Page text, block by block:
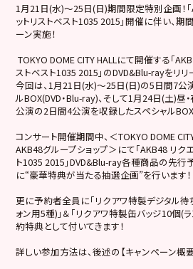
1月21日(水)～25日(日)期間限定特別企画！
ットリストベスト1035 2015」開催に伴い、
ーン実施！
TOKYO DOME CITY HALLにて開催する「
ストベスト1035 2015」のDVD&Blu-rayをリリ
今回は、1月21日(水)～25日(日)の5日間7公
ルBOX(DVD・Blu-ray)、そして1月24日(土)昼
公演の2日間4公演を収録したスペシャル
コンサート開催期間中、＜TOKYO DOME
AKB48グループショップ＞にて「AKB48 リク
ト1035 2015」DVD&Blu-ray各種商品の先行
に“豪華特典が当たる抽選企画”を行います！
更に予約者全員に「リクアワ特製デジタル待
ォン用5種)」＆「リクアワ特製缶バッジ10個(
約特典として付いてきます！
詳しい参加方法は、後述の【キャンペーン概